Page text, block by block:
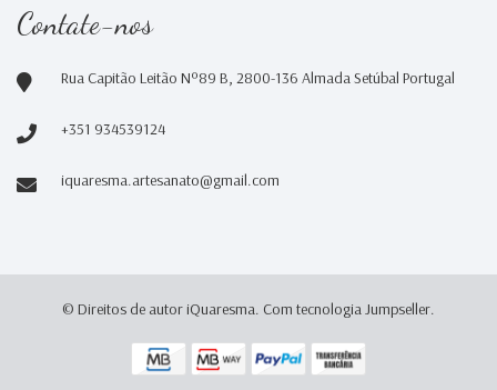
Contate-nos
Rua Capitão Leitão Nº89 B, 2800-136 Almada Setúbal Portugal
+351 934539124
iquaresma.artesanato@gmail.com
© Direitos de autor iQuaresma. Com tecnologia Jumpseller.